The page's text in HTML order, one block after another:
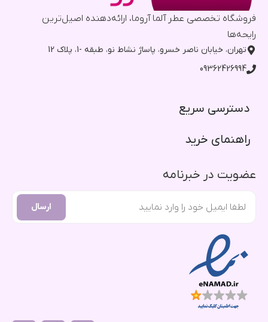
فروشگاه تخصصی عطر آلما آروما، ارائه‌دهنده اصیل‌ترین
رایحه‌ها
تهران، خیابان ناصر خسرو، پاساژ نشاط نو، طبقه -1، پلاک 12
09362426994
دسترسی سریع​
راهنمای خرید​
عضویت در خبرنامه
ارسال